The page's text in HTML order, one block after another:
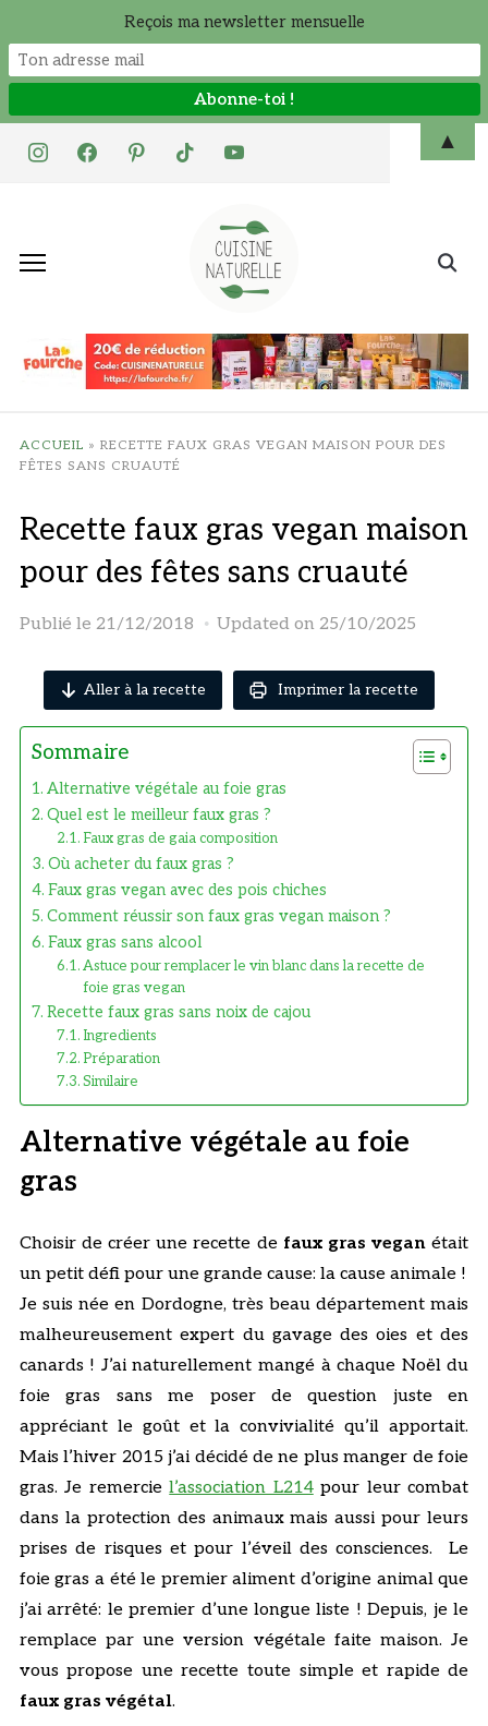
instagramfacebookpinteresttiktok youtube
Search
ACCUEIL » RECETTE FAUX GRAS VEGAN MAISON POUR DES
FÊTES SANS CRUAUTÉ
Recette faux gras vegan maison
pour des fêtes sans cruauté
Publié le 21/12/2018 Updated on 25/10/2025
Aller à la recette Imprimer la recette
Sommaire
Alternative végétale au foie gras
Quel est le meilleur faux gras ?
Faux gras de gaia composition
Où acheter du faux gras ?
Faux gras vegan avec des pois chiches
Comment réussir son faux gras vegan maison ?
Faux gras sans alcool
Astuce pour remplacer le vin blanc dans la recette de
foie gras vegan
Recette faux gras sans noix de cajou
Ingredients
Préparation
Similaire
Alternative végétale au foie
gras
Choisir de créer une recette de faux gras veganétait
un petit défi pour une grande cause: la cause animale !
Je suis née en Dordogne, très beau département mais
malheureusement expert du gavage des oies et des
canards ! J’ai naturellement mangé à chaque Noël du
foie gras sans me poser de question juste en
appréciant le goût et la convivialité qu’il apportait.
Mais l’hiver 2015 j’ai décidé de ne plus manger de foie
gras. Je remerciel’association L214pour leur combat
dans la protection des animaux mais aussi pour leurs
prises de risques et pour l’éveil des consciences. Le
foie gras a été le premier aliment d’origine animal que
j’ai arrêté: le premier d’une longue liste ! Depuis, je le
remplace par une version végétale faite maison. Je
vous propose une recette toute simple et rapide de
faux gras végétal.
Reçois ma newsletter mensuelle
▲